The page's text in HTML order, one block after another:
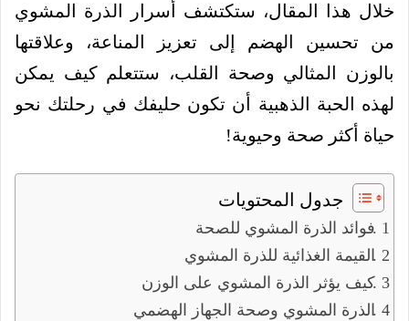
خلال هذا المقال، ستكتشف أسرار الذرة المشوي
من تحسين الهضم إلى تعزيز المناعة، وعلاقتها
بالوزن المثالي وصحة القلب، ستتعلم كيف يمكن
لهذه الحبة الذهبية أن تكون حليفك في رحلتك نحو
حياة أكثر صحة وحيوية!
جدول المحتويات
فوائد الذرة المشوي للصحة
القيمة الغذائية للذرة المشوي
كيف يؤثر الذرة المشوي على الوزن
الذرة المشوي وصحة الجهاز الهضمي